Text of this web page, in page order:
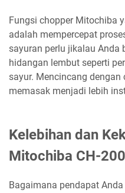
Fungsi chopper Mitochiba
adalah mempercepat
sayuran perlu jikalau Anda
hidangan lembut seperti
sayur. Mencincang
memasak menjadi lebih
Kelebihan dan
Mitochiba CH-200
Bagaimana pendapat